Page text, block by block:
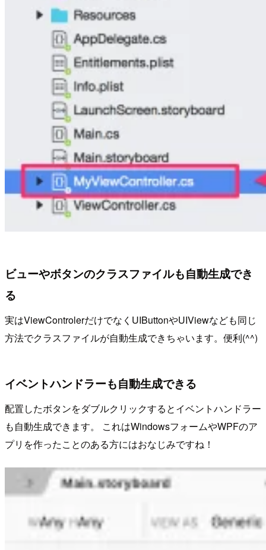
ビューやボタンのクラスファイルも自動生成でき
る
実はViewControlerだけでなくUIButtonやUIViewなども同じ
方法でクラスファイルが自動生成できちゃいます。便利(^^)
イベントハンドラーも自動生成できる
配置したボタンをダブルクリックするとイベントハンドラー
も自動生成できます。 これはWindowsフォームやWPFのア
プリを作ったことのある方にはおなじみですね！